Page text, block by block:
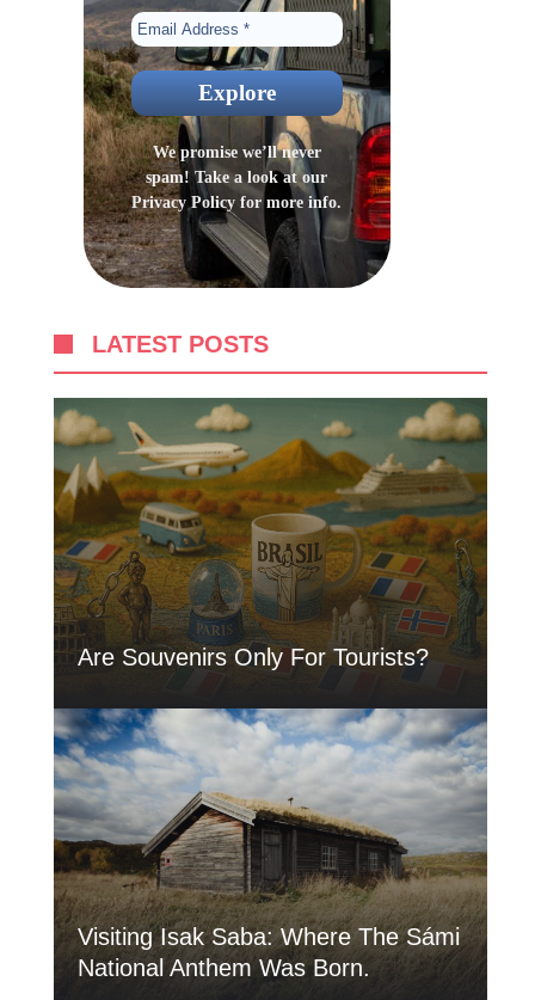
We promise we’ll never
spam! Take a look at our
Privacy Policy for more info.
LATEST POSTS
Are Souvenirs Only For Tourists?
Visiting Isak Saba: Where The Sámi
National Anthem Was Born.